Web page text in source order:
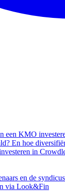
een KMO
En hoe
in
en de
via Look&Fin